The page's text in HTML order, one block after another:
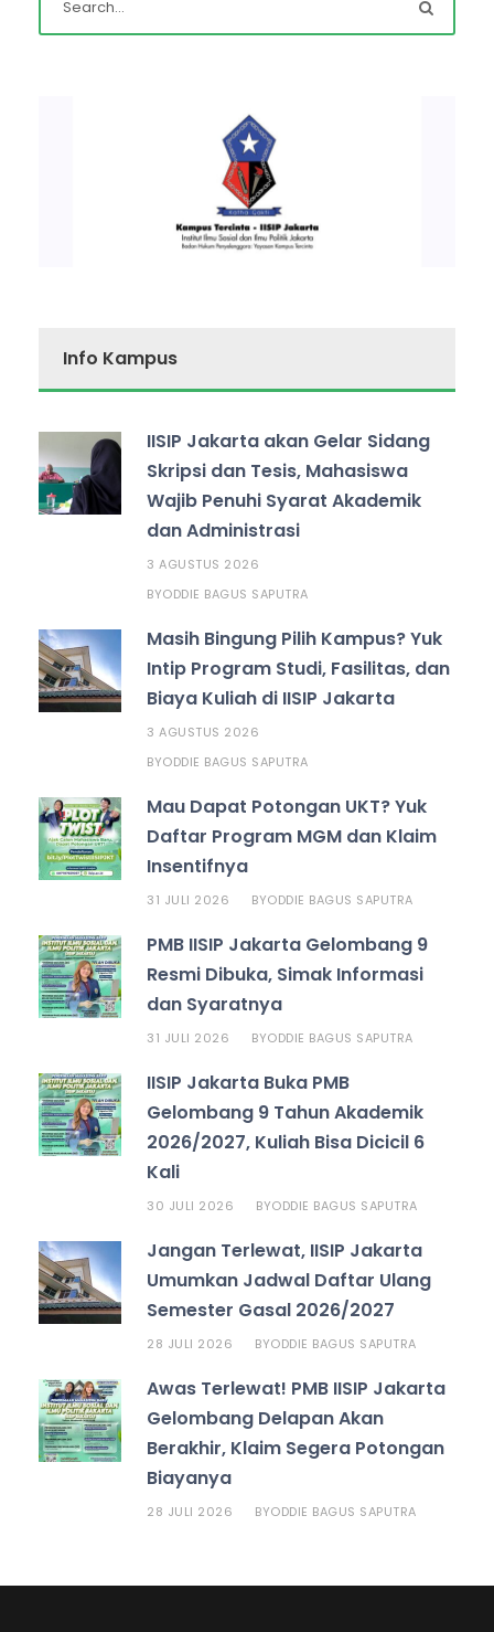
Info Kampus
IISIP Jakarta akan Gelar Sidang
Skripsi dan Tesis, Mahasiswa
Wajib Penuhi Syarat Akademik
dan Administrasi
3 AGUSTUS 2026
BYODDIE BAGUS SAPUTRA
Masih Bingung Pilih Kampus? Yuk
Intip Program Studi, Fasilitas, dan
Biaya Kuliah di IISIP Jakarta
3 AGUSTUS 2026
BYODDIE BAGUS SAPUTRA
Mau Dapat Potongan UKT? Yuk
Daftar Program MGM dan Klaim
Insentifnya
31 JULI 2026 BYODDIE BAGUS SAPUTRA
PMB IISIP Jakarta Gelombang 9
Resmi Dibuka, Simak Informasi
dan Syaratnya
31 JULI 2026 BYODDIE BAGUS SAPUTRA
IISIP Jakarta Buka PMB
Gelombang 9 Tahun Akademik
2026/2027, Kuliah Bisa Dicicil 6
Kali
30 JULI 2026 BYODDIE BAGUS SAPUTRA
Jangan Terlewat, IISIP Jakarta
Umumkan Jadwal Daftar Ulang
Semester Gasal 2026/2027
28 JULI 2026 BYODDIE BAGUS SAPUTRA
Awas Terlewat! PMB IISIP Jakarta
Gelombang Delapan Akan
Berakhir, Klaim Segera Potongan
Biayanya
28 JULI 2026 BYODDIE BAGUS SAPUTRA